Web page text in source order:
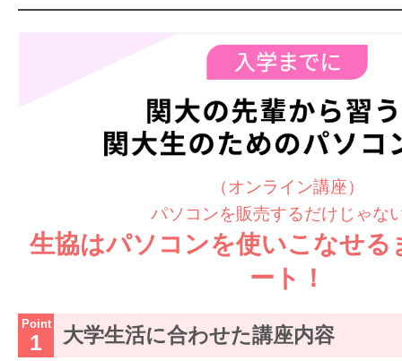
（オンライン講座）
パソコンを販売するだけじゃな
生協はパソコンを使いこなせる
ート！
大学生活に合わせた講座内容